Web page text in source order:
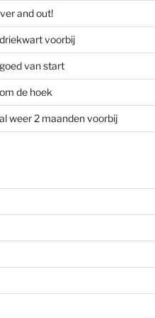
and out!
voorbij
van start
de hoek
weer 2 maanden voorbij